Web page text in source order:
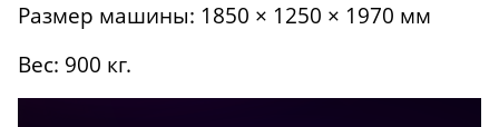
Размер машины: 1850 × 1250 × 1970 мм
Вес: 900 кг.